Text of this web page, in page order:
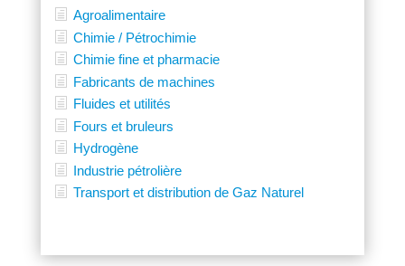
Agroalimentaire
Chimie / Pétrochimie
Chimie fine et pharmacie
Fabricants de machines
Fluides et utilités
Fours et bruleurs
Hydrogène
Industrie pétrolière
Transport et distribution de Gaz Naturel